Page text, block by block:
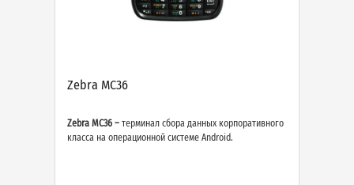
Zebra MC36
Zebra MC36 – терминал сбора данных корпоративного
класса на операционной системе Android.